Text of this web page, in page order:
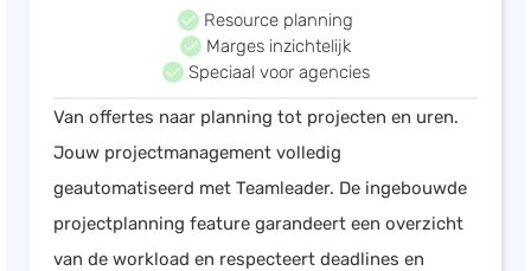
Resource planning
Marges inzichtelijk
Speciaal voor agencies
Van offertes naar planning tot projecten en uren.
Jouw projectmanagement volledig
geautomatiseerd met Teamleader. De ingebouwde
projectplanning feature garandeert een overzicht
van de workload en respecteert deadlines en